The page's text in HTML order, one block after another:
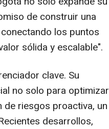
de construir una
los puntos
sólida y escalable".
clave. Su
no solo para optimizar
riesgos proactiva, un
desarrollos,